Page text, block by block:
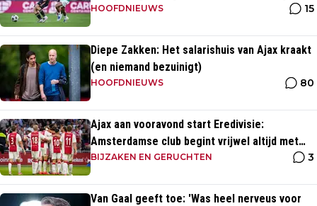
HOOFDNIEUWS 15
Diepe Zakken: Het salarishuis van Ajax kraakt
(en niemand bezuinigt)
HOOFDNIEUWS 80
Ajax aan vooravond start Eredivisie:
Amsterdamse club begint vrijwel altijd met
zege
BIJZAKEN EN GERUCHTEN 3
Van Gaal geeft toe: 'Was heel nerveus voor